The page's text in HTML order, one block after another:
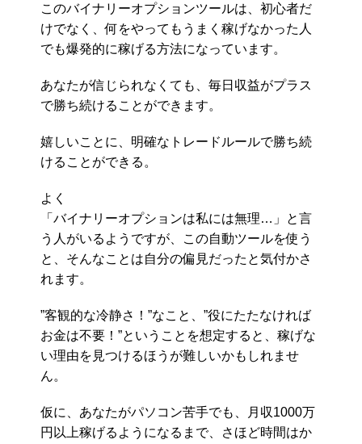
このバイナリーオプションツールは、初心者だ
けでなく、何をやってもうまく稼げなかった人
でも爆発的に稼げる方法になっています。
あなたが信じられなくても、毎日収益がプラス
で勝ち続けることができます。
嬉しいことに、明確なトレードルールで勝ち続
けることができる。
よく
「バイナリーオプションは私には無理…」と言
う人がいるようですが、この自動ツールを使う
と、そんなことは自分の偏見だったと気付かさ
れます。
”客観的な冷静さ！”なこと、”役にたたなければ
お金は不要！”ということを想定すると、稼げな
い理由を見つけるほうが難しいかもしれませ
ん。
仮に、あなたがパソコン苦手でも、月収1000万
円以上稼げるようになるまで、さほど時間はか